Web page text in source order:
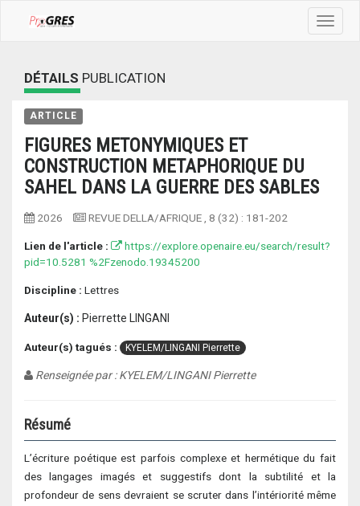
Toggle
DÉTAILS PUBLICATION
ARTICLE
FIGURES METONYMIQUES ET
CONSTRUCTION METAPHORIQUE DU
SAHEL DANS LA GUERRE DES SABLES
2026 REVUE DELLA/AFRIQUE , 8 (32) : 181-202
Lien de l'article :
https://explore.openaire.eu/search/result?
pid=10.5281 %2Fzenodo.19345200
Discipline : Lettres
Auteur(s) : Pierrette LINGANI
Auteur(s) tagués : KYELEM/LINGANI Pierrette
Renseignée par : KYELEM/LINGANI Pierrette
Résumé
L’écriture poétique est parfois complexe et hermétique du fait
des langages imagés et suggestifs dont la subtilité et la
profondeur de sens devraient se scruter dans l’intériorité même